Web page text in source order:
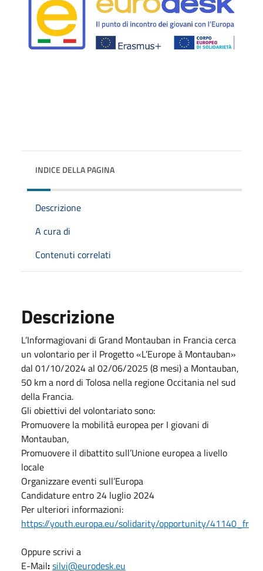
INDICE DELLA PAGINA
Descrizione
A cura di
Contenuti correlati
Descrizione
L’Informagiovani di Grand Montauban in Francia cerca
un volontario per il Progetto «L’Europe à Montauban»
dal 01/10/2024 al 02/06/2025 (8 mesi) a Montauban,
50 km a nord di Tolosa nella regione Occitania nel sud
della Francia.
Gli obiettivi del volontariato sono:
Promuovere la mobilità europea per I giovani di
Montauban,
Promuovere il dibattito sull’Unione europea a livello
locale
Organizzare eventi sull’Europa
Candidature entro 24 luglio 2024
Per ulteriori informazioni:
https://youth.europa.eu/solidarity/opportunity/41140_fr
Oppure scrivi a
E-Mail:silvi@eurodesk.eu